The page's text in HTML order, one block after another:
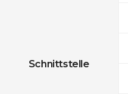
Schnittstelle